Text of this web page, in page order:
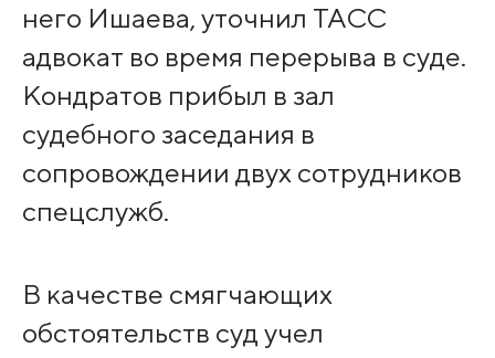
него Ишаева, уточнил ТАСС
адвокат во время перерыва в суде.
Кондратов прибыл в зал
судебного заседания в
сопровождении двух сотрудников
спецслужб.
В качестве смягчающих
обстоятельств суд учел